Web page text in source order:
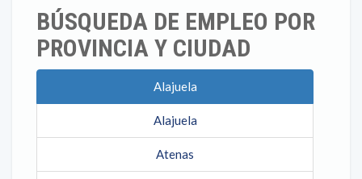
BÚSQUEDA DE EMPLEO POR
PROVINCIA Y CIUDAD
Alajuela
Alajuela
Atenas